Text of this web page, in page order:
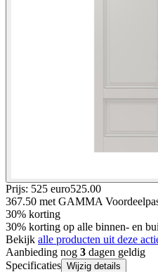
Prijs: 525 euro525.00
367.50 met GAMMA
30% korting
30% korting op alle binnen- en
Bekijk alle producten uit deze
Aanbieding nog 3 dagen geldig
Specificaties Wijzig details